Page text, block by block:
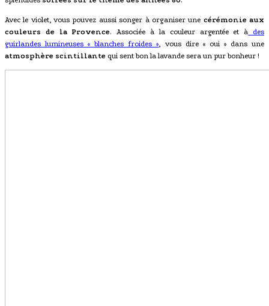
Avec le violet, vous pouvez aussi songer à organiser une cérémonie aux
couleurs de la Provence. Associée à la couleur argentée et à
des
guirlandes lumineuses « blanches froides », vous dire « oui » dans une
atmosphère scintillante qui sent bon la lavande sera un pur bonheur !